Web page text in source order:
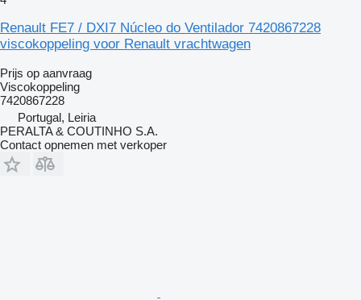
Renault FE7 / DXI7 Núcleo do Ventilador 7420867228
viscokoppeling voor Renault vrachtwagen
Prijs op aanvraag
Viscokoppeling
7420867228
Portugal, Leiria
PERALTA & COUTINHO S.A.
Contact opnemen met verkoper